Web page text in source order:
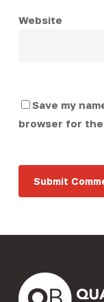
Website
Save my
browser for